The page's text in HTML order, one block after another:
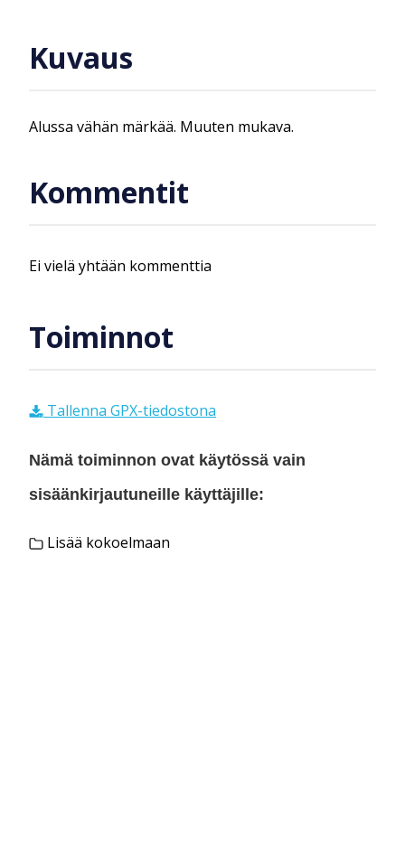
Kuvaus
Alussa vähän märkää. Muuten mukava.
Kommentit
Ei vielä yhtään kommenttia
Toiminnot
Tallenna GPX-tiedostona
Nämä toiminnon ovat käytössä vain
sisäänkirjautuneille käyttäjille:
Lisää kokoelmaan